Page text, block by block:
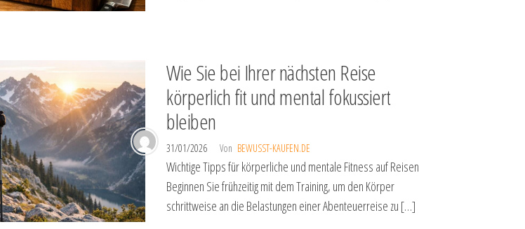
Wie Sie bei Ihrer nächsten Reise
körperlich fit und mental fokussiert
bleiben
31/01/2026 Von BEWUSST-KAUFEN.DE
Wichtige Tipps für körperliche und mentale Fitness auf Reisen
Beginnen Sie frühzeitig mit dem Training, um den Körper
schrittweise an die Belastungen einer Abenteuerreise zu […]